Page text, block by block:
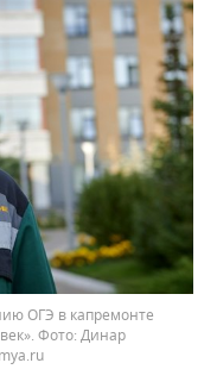
ОГЭ в капремонте
Динар